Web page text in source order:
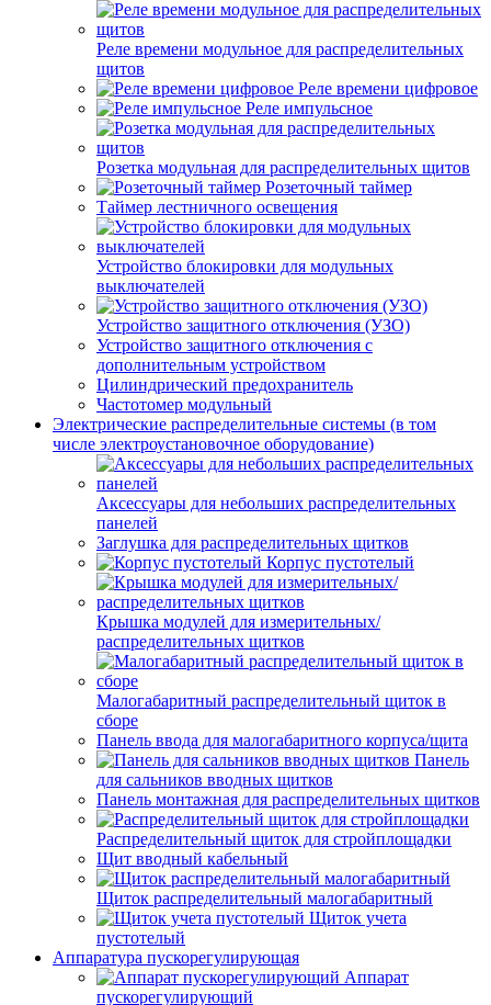
Реле времени модульное для распределительных
щитов
Реле времени цифровое
Реле импульсное
Розетка модульная для распределительных щитов
Розеточный таймер
Таймер лестничного освещения
Устройство блокировки для модульных
выключателей
Устройство защитного отключения (УЗО)
Устройство защитного отключения с
дополнительным устройством
Цилиндрический предохранитель
Частотомер модульный
Электрические распределительные системы (в том
числе электроустановочное оборудование)
Аксессуары для небольших распределительных
панелей
Заглушка для распределительных щитков
Корпус пустотелый
Крышка модулей для измерительных/
распределительных щитков
Малогабаритный распределительный щиток в
сборе
Панель ввода для малогабаритного корпуса/щита
Панель
для сальников вводных щитков
Панель монтажная для распределительных щитков
Распределительный щиток для стройплощадки
Щит вводный кабельный
Щиток распределительный малогабаритный
Щиток учета
пустотелый
Аппаратура пускорегулирующая
Аппарат
пускорегулирующий